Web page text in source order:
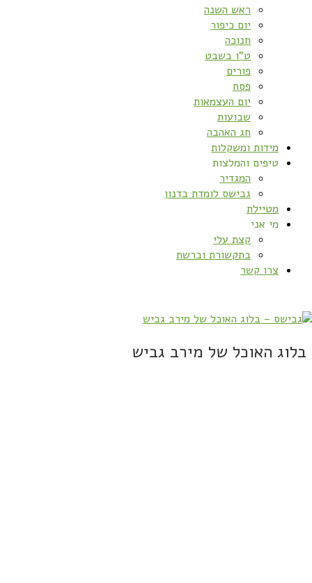
ראש השנה
יום כיפור
חנוכה
ט”ו בשבט
פורים
פסח
יום העצמאות
שבועות
חג האהבה
מידות ומשקלות
טיפים והמלצות
המגדיר
גבישס לומדת בדנון
מטיילת
מי אני
קצת עלי
בתקשורת וברשת
צרו קשר
בלוג האוכל של מירב גביש